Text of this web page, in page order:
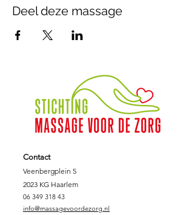
Deel deze massage
Contact
Veenbergplein 5
2023 KG Haarlem
06 349 318 43
info@massagevoordezorg.nl